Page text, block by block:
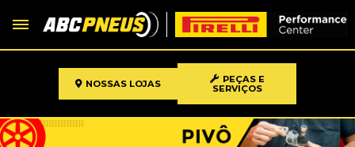
NOSSAS LOJAS
PEÇAS E
SERVIÇOS